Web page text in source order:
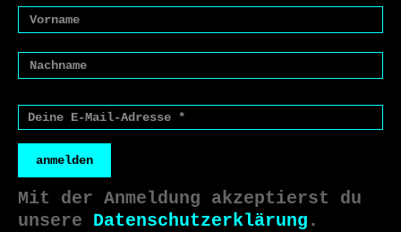
anmelden
Mit der Anmeldung akzeptierst du
unsere Datenschutzerklärung .